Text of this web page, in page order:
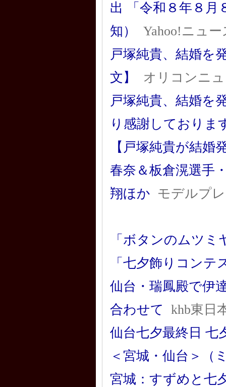
出 「令和８年８月
知）
Yahoo!ニュー
戸塚純貴、結婚を
文】
オリコンニ
戸塚純貴、結婚を
り感謝しておりま
【戸塚純貴が結婚
春奈＆板倉滉選手
翔ほか モデルプ
「ボタンのムツ
「七夕飾りコンテ
仙台・瑞鳳殿で伊
合わせて
khb東日
仙台七夕最終日 七
＜宮城・仙台＞（
宮城：すずめと七